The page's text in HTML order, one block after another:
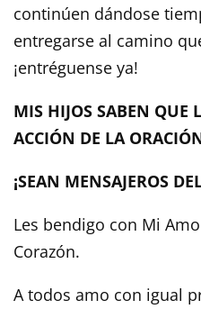
continúen dándose
entregarse al camino
¡entréguense ya!
MIS HIJOS SABEN QUE
ACCIÓN DE LA
¡SEAN MENSAJEROS
Les bendigo con Mi
Corazón.
A todos amo con igual